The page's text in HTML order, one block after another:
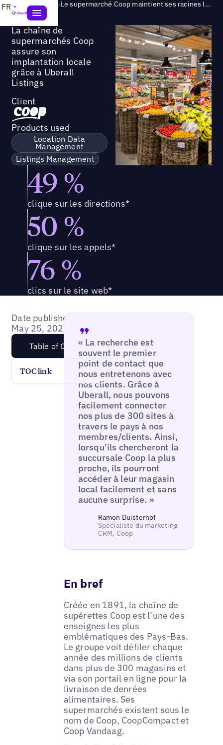
FR Success Story > Le supermarché Coop maintient ses racines locales grâce à Uberall Listings
La chaîne de
supermarchés Coop
assure son
implantation locale
grâce à Uberall
Listings
Client
Products used
Location Data
Management
Listings Management
49 %
clique sur les directions*
50 %
clique sur les appels*
76 %
clics sur le site web*
Date published:
May 25, 2020
Table of Content
TOC link
« La recherche est
souvent le premier
point de contact que
nous entretenons avec
nos clients. Grâce à
Uberall, nous pouvons
facilement connecter
nos plus de 300 sites à
travers le pays à nos
membres/clients. Ainsi,
lorsqu'ils chercheront la
succursale Coop la plus
proche, ils pourront
accéder à leur magasin
local facilement et sans
aucune surprise. »
Ramon Duisterhof
Spécialiste du marketing
CRM, Coop
En bref
Créée en 1891, la chaîne de
supérettes Coop est l’une des
enseignes les plus
emblématiques des Pays-Bas.
Le groupe voit défiler chaque
année des millions de clients
dans plus de 300 magasins et
via son portail en ligne pour la
livraison de denrées
alimentaires. Ses
supermarchés existent sous le
nom de Coop, CoopCompact et
Coop Vandaag.